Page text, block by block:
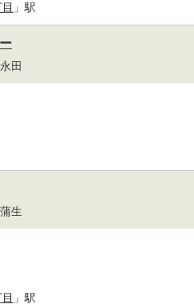
」駅
田
生
」駅